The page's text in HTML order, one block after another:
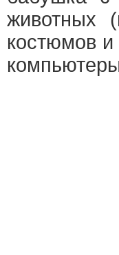
животных
костюмов